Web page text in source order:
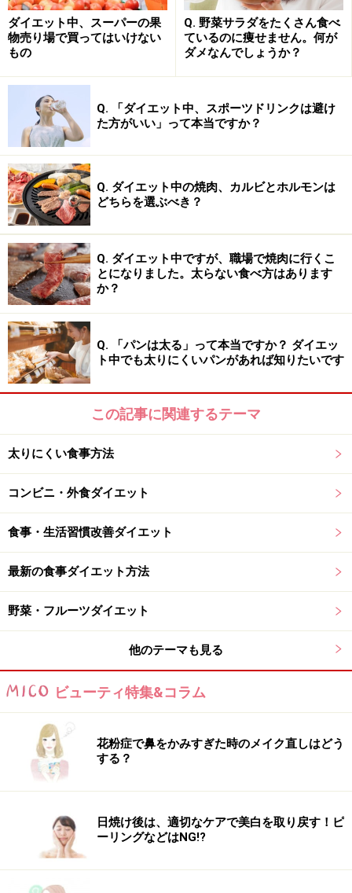
さく抑えるために、1日5回に分けて食べると良いでしょ
う。
間食代わりにおにぎりを食べると、むやみにお菓子に手
を出さなくなるのでおすすめです。通常の朝食、昼食、
夕食ではおかずもしっかり食べて、間食として食べる2
回はおにぎりだけでもOK。定期的に糖質を体に補給して
あげることで血糖値が安定するので、生理前特有の強い
空腹感に悩まされなくなります。
味付けの濃いものを食べて良し、でも野菜
をたっぷりプラスして
生理前は体が水分を抱え込みやすく、味を感知する舌の
細胞も水分を抱え込むため、普段の味付けでは「薄い」
と感じて味付けが濃いものを食べたくなる衝動に駆られ
ます。
なので、いつもは味付けの濃い外食やコンビニ食などを
避けている人も、生理前だけは味付けにこだわらず好き
なものを食べましょう。油の摂取を控えるために揚げ物
を避けていたり、糖質の多いソースやケチャップ、砂糖
を料理に使わないようにさっぱりとした料理を食べるこ
とが多いという人もいますが、生理前もそのような食事
を続けていると、食事への満足度が低くなりかえってお
菓子欲が増えてしまいがちです。
生理前は必要量以上にお菓子を食べることのないよう、
ダイエット中、スーパーの果
物売り場で買ってはいけない
もの
Q. 野菜サラダをたくさん食べ
ているのに痩せません。何が
ダメなんでしょうか？
Q. 「ダイエット中、スポーツドリンクは避け
た方がいい」って本当ですか？
Q. ダイエット中の焼肉、カルビとホルモンは
どちらを選ぶべき？
Q. ダイエット中ですが、職場で焼肉に行くこ
とになりました。太らない食べ方はあります
か？
Q. 「パンは太る」って本当ですか？ ダイエッ
ト中でも太りにくいパンがあれば知りたいです
この記事に関連するテーマ
太りにくい食事方法
コンビニ・外食ダイエット
食事・生活習慣改善ダイエット
最新の食事ダイエット方法
野菜・フルーツダイエット
他のテーマも見る
ビューティ特集&コラム
花粉症で鼻をかみすぎた時のメイク直しはどう
する？
日焼け後は、適切なケアで美白を取り戻す！ピ
ーリングなどはNG!?